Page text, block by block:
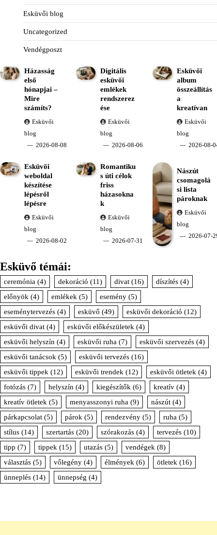
Esküvői blog
Uncategorized
Vendégposzt
Házasság
első
hónapjai –
Mire
számíts?
Esküvői
blog
2026-08-08
Digitális
esküvői
emlékek
rendszerez
ése
Esküvői
blog
2026-08-06
Esküvői
album
összeállítás
a
kreatívan
Esküvői
blog
2026-08-
Esküvői
weboldal
készítése
lépésről
lépésre
Esküvői
blog
2026-08-02
Romantiku
s úti célok
friss
házasokna
k
Esküvői
blog
2026-07-31
Nászút
csomagolá
si lista
pároknak
Esküvői
blog
2026-07-
Esküvő témái:
ceremónia (4) dekoráció (11) divat (16) díszítés (4)
előnyök (4) emlékek (5) esemény (5)
eseménytervezés (4) esküvő (49) esküvői dekoráció (12)
esküvői divat (4) esküvői előkészületek (4)
esküvői helyszín (4) esküvői ruha (7) esküvői szervezés (4)
esküvői tanácsok (5) esküvői tervezés (16)
esküvői tippek (12) esküvői trendek (12) esküvői ötletek (4)
fotózás (7) helyszín (4) kiegészítők (6) kreatív (4)
kreatív ötletek (5) menyasszonyi ruha (9) nászút (4)
párkapcsolat (5) párok (5) rendezvény (5) ruha (5)
stílus (14) szertartás (20) szórakozás (4) tervezés (10)
tipp (7) tippek (15) utazás (5) vendégek (8)
választás (5) vőlegény (4) élmények (6) ötletek (16)
ünneplés (14) ünnepség (4)